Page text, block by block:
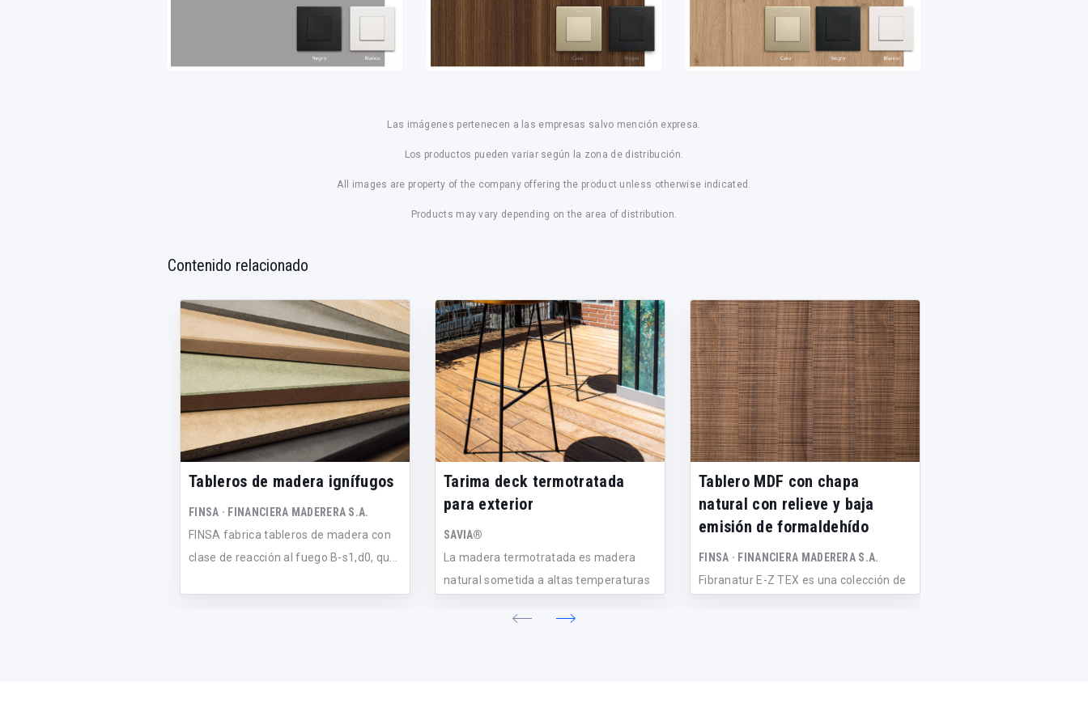
Las imágenes pertenecen a las empresas salvo mención expresa.
Los productos pueden variar según la zona de distribución.
All images are property of the company offering the product unless otherwise indicated.
Products may vary depending on the area of distribution.
Contenido relacionado
Tableros de madera ignífugos
FINSA · FINANCIERA MADERERA S.A.
FINSA fabrica tableros de madera con
clase de reacción al fuego B-s1,d0, qu...
Tarima deck termotratada
para exterior
SAVIA®
La madera termotratada es madera
natural sometida a altas temperaturas
Tablero MDF con chapa
natural con relieve y baja
emisión de formaldehído
FINSA · FINANCIERA MADERERA S.A.
Fibranatur E-Z TEX es una colección de